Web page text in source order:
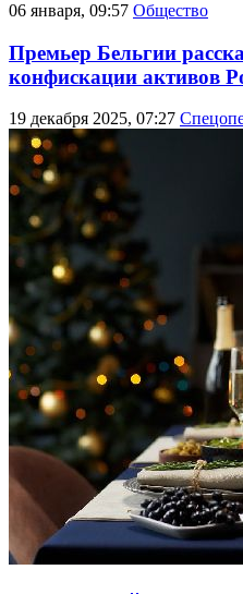
06 января, 09:57 Общество
Премьер Бельгии
конфискации активов
19 декабря 2025, 07:27